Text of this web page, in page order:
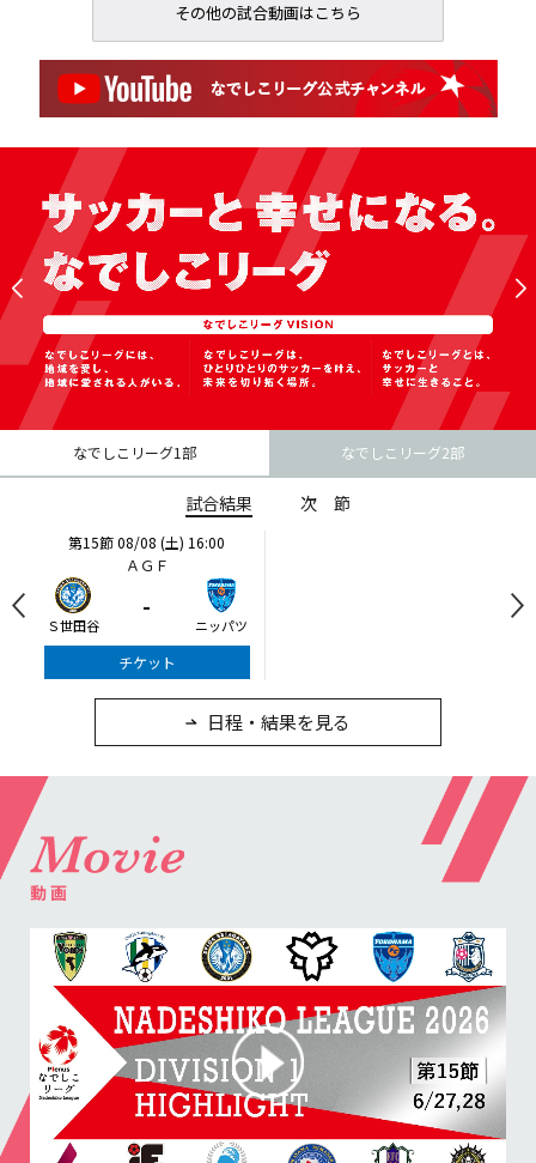
その他の試合動画はこちら
なでしこリーグ1部 なでしこリーグ2部
試合結果 次節
第15節08/08 (土) 16:00
ＡＧＦ
Ｓ世田谷
-
ニッパツ
チケット
第16節09/05 (土) 15:00
ニッパツ
チケット
第16節09/05 (土) 15:00
愛媛Ｌ
日程・結果を見る
スペ大阪
1-0
大和Ｓ ａｃ福島
2-0
Ｖ三重
第17節
08/29 (土) 18:00
おのサン
レノファ
-
ａｃ福島
第17節
08/29 (土) 19:00
正田スタ
バニーズ
-
動画